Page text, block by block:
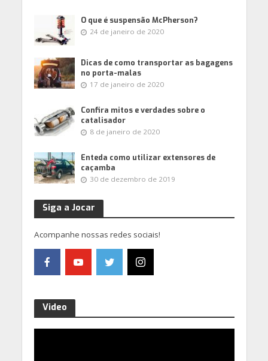
O que é suspensão McPherson?
24 de janeiro de 2020
Dicas de como transportar as bagagens
no porta-malas
17 de janeiro de 2020
Confira mitos e verdades sobre o
catalisador
8 de janeiro de 2020
Enteda como utilizar extensores de
caçamba
30 de dezembro de 2019
Siga a Jocar
Acompanhe nossas redes sociais!
Video